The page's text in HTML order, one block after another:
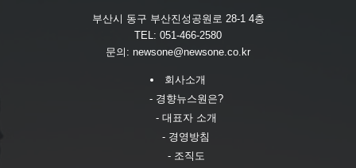
부산시 동구 부산진성공원로 28-1 4층
TEL: 051-466-2580
문의: newsone@newsone.co.kr
회사소개
- 경향뉴스원은?
- 대표자 소개
- 경영방침
- 조직도